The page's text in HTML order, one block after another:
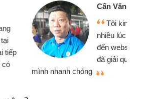
Văn Lực - Tạp hóa
Tôi kinh doanh buôn bán nhỏ lẻ
lúc cần vốn nhập hàng, nhờ biết
website qua bạn bè giới thiệu tôi
giải quyết được công việc của